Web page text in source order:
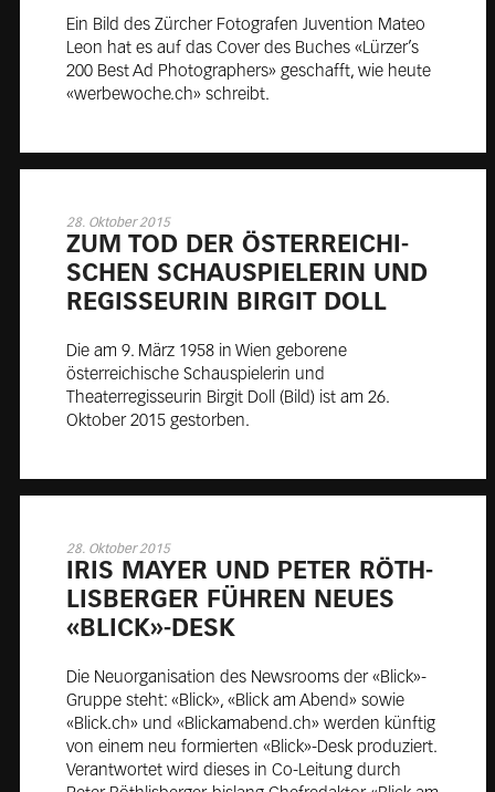
Ein Bild des Zürcher Fotografen Juvention Mateo
Leon hat es auf das Cover des Buches «Lürzer’s
200 Best Ad Photographers» geschafft, wie heute
«werbewoche.ch» schreibt.
28. Oktober 2015
ZUM TOD DER ÖS­TER­REI­CHI­
SCHEN SCHAU­SPIE­LE­RIN UND
RE­GIS­SEU­RIN BIR­GIT DOLL
Die am 9. März 1958 in Wien geborene
österreichische Schauspielerin und
Theaterregisseurin Birgit Doll (Bild) ist am 26.
Oktober 2015 gestorben.
28. Oktober 2015
IRIS MAY­ER UND PE­TER RÖTH­
LIS­BER­GER FÜH­REN NEU­ES
«BLICK»-DESK
Die Neuorganisation des Newsrooms der «Blick»-
Gruppe steht: «Blick», «Blick am Abend» sowie
«Blick.ch» und «Blickamabend.ch» werden künftig
von einem neu formierten «Blick»-Desk produziert.
Verantwortet wird dieses in Co-Leitung durch